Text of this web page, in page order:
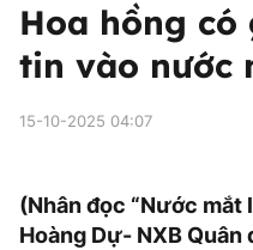
Hoa hồng
tin vào nước
15-10-2025 04:07
(Nhân đọc “Nước mắt
Hoàng Dự- NXB